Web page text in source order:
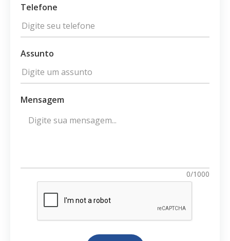
Telefone
Assunto
Mensagem
0/1000